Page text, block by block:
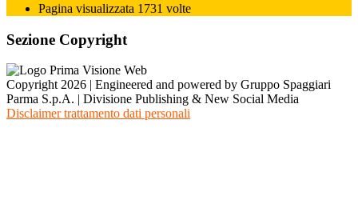
Pagina visualizzata 1731 volte
Sezione Copyright
Copyright 2026 | Engineered and powered by Gruppo Spaggiari
Parma S.p.A. | Divisione Publishing & New Social Media
Disclaimer trattamento dati personali